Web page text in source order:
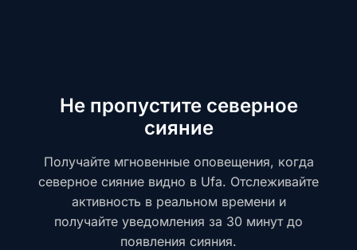
Не пропустите северное
сияние
Получайте мгновенные оповещения, когда
северное сияние видно в Ufa. Отслеживайте
активность в реальном времени и
получайте уведомления за 30 минут до
появления сияния.